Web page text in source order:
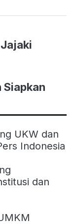
Siapkan
UKW dan
Indonesia
dan